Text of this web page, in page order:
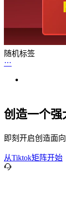
随机标签
创造一个强
即刻开启创造面
从Tiktok矩阵开始